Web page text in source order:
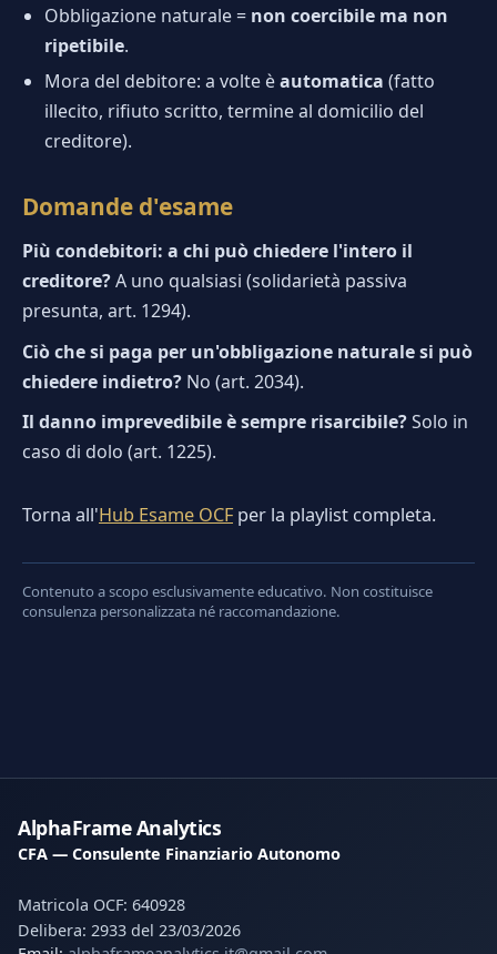
Obbligazione naturale = non coercibile ma non
ripetibile.
Mora del debitore: a volte èautomatica (fatto
illecito, rifiuto scritto, termine al domicilio del
creditore).
Domande d'esame
Più condebitori: a chi può chiedere l'intero il
creditore?A uno qualsiasi (solidarietà passiva
presunta, art. 1294).
Ciò che si paga per un'obbligazione naturale si può
chiedere indietro? No (art. 2034).
Il danno imprevedibile è sempre risarcibile?Solo in
caso di dolo (art. 1225).
Torna all'Hub Esame OCF per la playlist completa.
Contenuto a scopo esclusivamente educativo. Non costituisce
consulenza personalizzata né raccomandazione.
AlphaFrame Analytics
CFA — Consulente Finanziario Autonomo
Matricola OCF: 640928
Delibera: 2933 del 23/03/2026